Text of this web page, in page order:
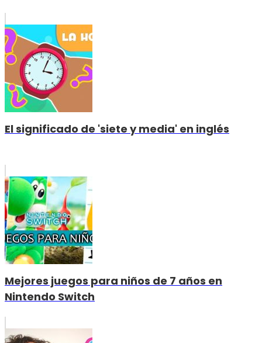
El significado de 'siete y media' en inglés
Mejores juegos para niños de 7 años en
Nintendo Switch